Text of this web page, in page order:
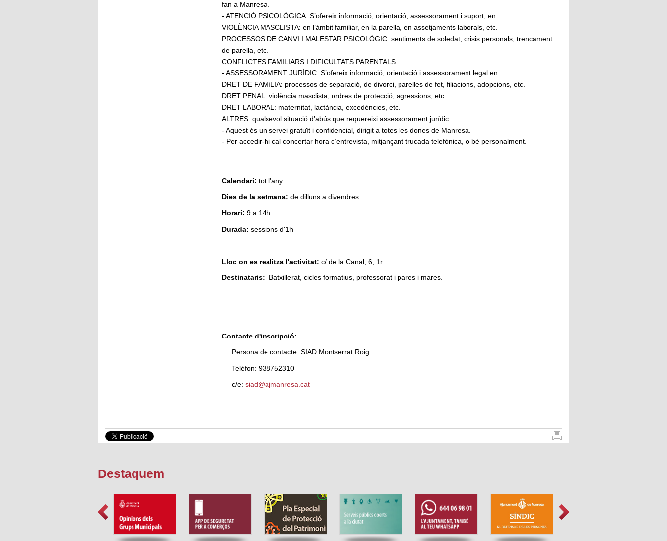
fan a Manresa.
- ATENCIÓ PSICOLÒGICA: S’ofereix informació, orientació, assessorament i suport, en:
VIOLÈNCIA MASCLISTA: en l’àmbit familiar, en la parella, en assetjaments laborals, etc.
PROCESSOS DE CANVI I MALESTAR PSICOLÒGIC: sentiments de soledat, crisis personals, trencament
de parella, etc.
CONFLICTES FAMILIARS I DIFICULTATS PARENTALS
- ASSESSORAMENT JURÍDIC: S’ofereix informació, orientació i assessorament legal en:
DRET DE FAMíLIA: processos de separació, de divorci, parelles de fet, filiacions, adopcions, etc.
DRET PENAL: violència masclista, ordres de protecció, agressions, etc.
DRET LABORAL: maternitat, lactància, excedències, etc.
ALTRES: qualsevol situació d’abús que requereixi assessorament jurídic.
- Aquest és un servei gratuït i confidencial, dirigit a totes les dones de Manresa.
- Per accedir-hi cal concertar hora d’entrevista, mitjançant trucada telefònica, o bé personalment.
Calendari: tot l'any
Dies de la setmana: de dilluns a divendres
Horari: 9 a 14h
Durada: sessions d'1h
Lloc on es realitza l'activitat: c/ de la Canal, 6, 1r
Destinataris: Batxillerat, cicles formatius, professorat i pares i mares.
Contacte d'inscripció:
Persona de contacte: SIAD Montserrat Roig
Telèfon: 938752310
c/e: siad@ajmanresa.cat
Destaquem